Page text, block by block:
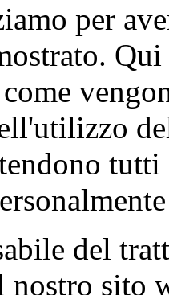
per
del
sito